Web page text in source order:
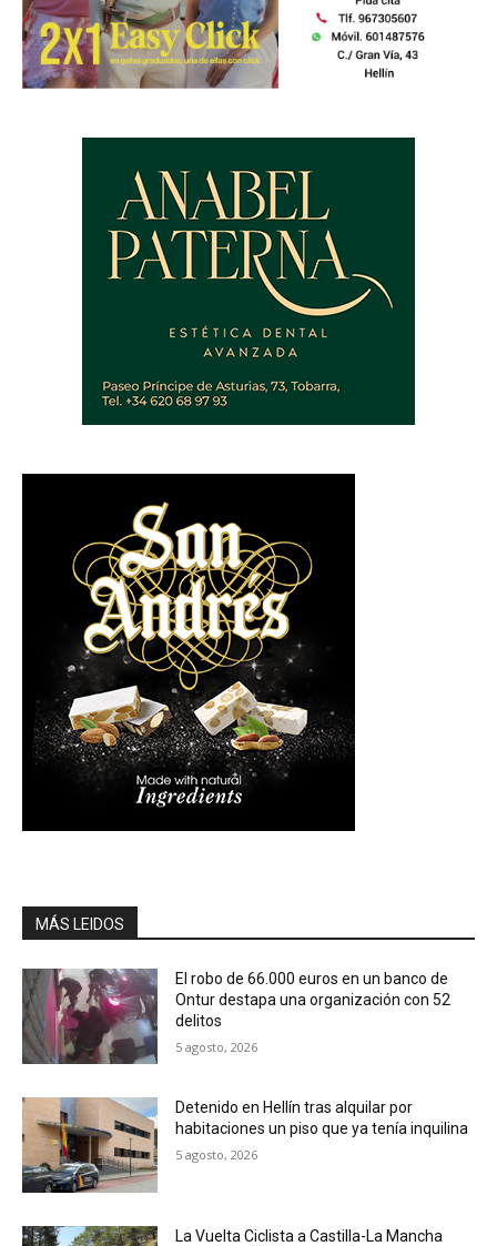
MÁS LEIDOS
El robo de 66.000 euros en un banco de
Ontur destapa una organización con 52
delitos
5 agosto, 2026
Detenido en Hellín tras alquilar por
habitaciones un piso que ya tenía inquilina
5 agosto, 2026
La Vuelta Ciclista a Castilla-La Mancha